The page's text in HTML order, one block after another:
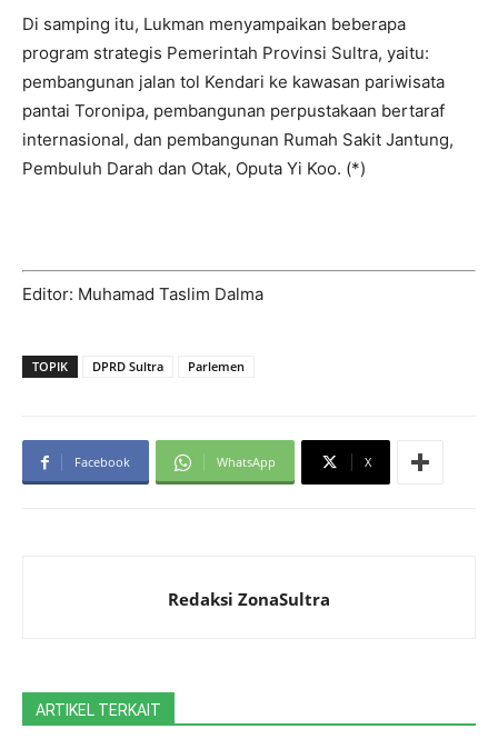
Di samping itu, Lukman menyampaikan beberapa
program strategis Pemerintah Provinsi Sultra, yaitu:
pembangunan jalan tol Kendari ke kawasan pariwisata
pantai Toronipa, pembangunan perpustakaan bertaraf
internasional, dan pembangunan Rumah Sakit Jantung,
Pembuluh Darah dan Otak, Oputa Yi Koo. (*)
Editor: Muhamad Taslim Dalma
TOPIK DPRD Sultra Parlemen
Facebook WhatsApp X
Redaksi ZonaSultra
ARTIKEL TERKAIT